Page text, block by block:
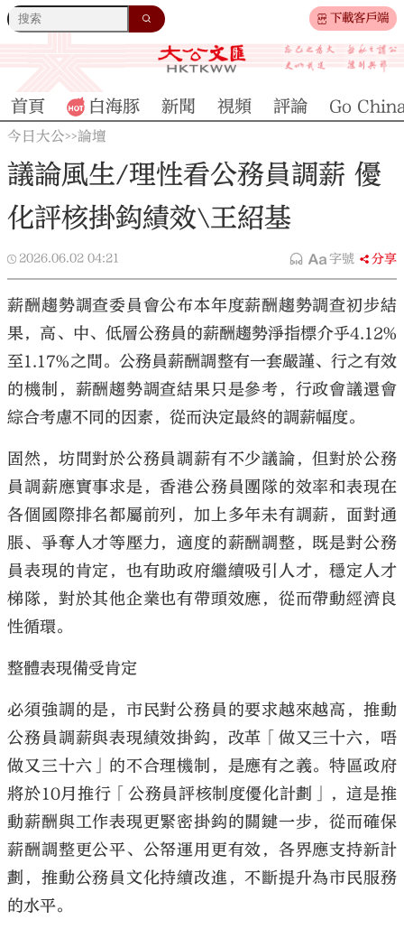
下載客戶端
大公文匯
首頁 白海豚 新聞 視頻 評論 Go
今日大公>>論壇
議論風生/理性看公務員調薪 優
化評核掛鈎績效\王紹基
2026.06.02 04:21 字號 分享
薪酬趨勢調查委員會公布本年度薪酬趨勢調查初步結
果，高、中、低層公務員的薪酬趨勢淨指標介乎4.12%
至1.17%之間。公務員薪酬調整有一套嚴謹、行之有效
的機制，薪酬趨勢調查結果只是參考，行政會議還會
綜合考慮不同的因素，從而決定最終的調薪幅度。
固然，坊間對於公務員調薪有不少議論，但對於公務
員調薪應實事求是，香港公務員團隊的效率和表現在
各個國際排名都屬前列，加上多年未有調薪，面對通
脹、爭奪人才等壓力，適度的薪酬調整，既是對公務
員表現的肯定，也有助政府繼續吸引人才，穩定人才
梯隊，對於其他企業也有帶頭效應，從而帶動經濟良
性循環。
整體表現備受肯定
必須強調的是，市民對公務員的要求越來越高，推動
公務員調薪與表現績效掛鈎，改革「做又三十六，唔
做又三十六」的不合理機制，是應有之義。特區政府
將於10月推行「公務員評核制度優化計劃」，這是推
動薪酬與工作表現更緊密掛鈎的關鍵一步，從而確保
薪酬調整更公平、公帑運用更有效，各界應支持新計
劃，推動公務員文化持續改進，不斷提升為市民服務
的水平。